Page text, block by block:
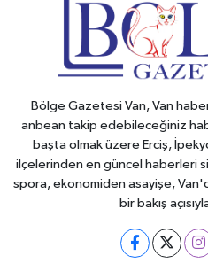
Bölge Gazetesi Van, Van
anbean takip edebileceğiniz
başta olmak üzere Erciş,
ilçelerinden en güncel haberleri
spora, ekonomiden asayişe,
bir bakış